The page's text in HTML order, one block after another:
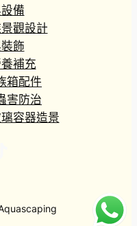
備
觀設計
飾
補充
箱配件
害防治
容器造景